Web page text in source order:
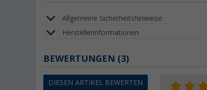
Allgemeine Sicherheitshinweise
Herstellerinformationen
BEWERTUNGEN (3)
DIESEN ARTIKEL BEWERTEN